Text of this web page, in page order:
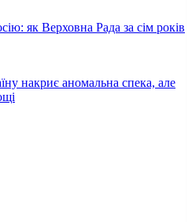
як Верховна Рада за сім років
накриє аномальна спека, але